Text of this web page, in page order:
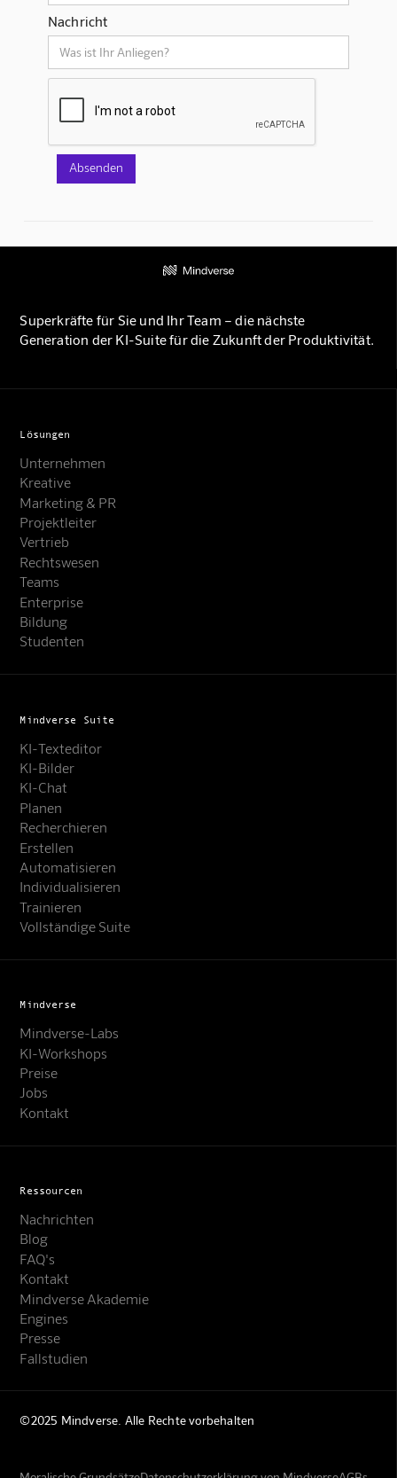
Nachricht
Superkräfte für Sie und Ihr Team – die nächste
Generation der KI-Suite für die Zukunft der Produktivität.
Lösungen
Unternehmen
Kreative
Marketing & PR
Projektleiter
Vertrieb
Rechtswesen
Teams
Enterprise
Bildung
Studenten
Mindverse Suite
KI-Texteditor
KI-Bilder
KI-Chat
Planen
Recherchieren
Erstellen
Automatisieren
Individualisieren
Trainieren
Vollständige Suite
Mindverse
Mindverse-Labs
KI-Workshops
Preise
Jobs
Kontakt
Ressourcen
Nachrichten
Blog
FAQ's
Kontakt
Mindverse Akademie
Engines
Presse
Fallstudien
©2025 Mindverse. Alle Rechte vorbehalten